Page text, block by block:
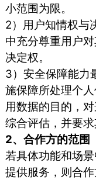
小范围为限。
2）用户知情权与
中充分尊重用户
决定权。
3）安全保障能力
施保障所处理个
用数据的目的，
综合评估，并要
2、合作方的范围
若具体功能和场
提供服务，则合